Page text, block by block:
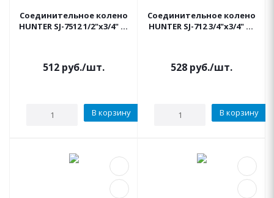
Соединительное колено
HUNTER SJ-7512 1/2"х3/4" 30
512 руб./шт.
В корзину
Соединительное колено
HUNTER SJ-712 3/4"х3/4" 30
528 руб./шт.
В корзину